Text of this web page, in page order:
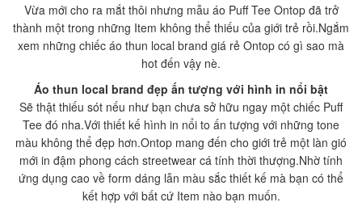
Vừa mới cho ra mắt thôi nhưng mẫu áo Puff Tee Ontop đã trở
thành một trong những Item không thể thiếu của giới trẻ rồi.Ngắm
xem những chiếc áo thun local brand giá rẻ Ontop có gì sao mà
hot đến vậy nè.
Áo thun local brand đẹp ấn tượng với hình in nổi bật
Sẽ thật thiếu sót nếu như bạn chưa sở hữu ngay một chiếc Puff
Tee đó nha.Với thiết kế hình in nổi to ấn tượng với những tone
màu không thể đẹp hơn.Ontop mang đến cho giới trẻ một làn gió
mới in đậm phong cách streetwear cá tính thời thượng.Nhờ tính
ứng dụng cao về form dáng lẫn màu sắc thiết kế mà bạn có thể
kết hợp với bất cứ Item nào bạn muốn.